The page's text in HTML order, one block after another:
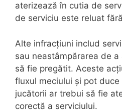
aterizează în cutia de
de serviciu este reluat
Alte infracțiuni includ
sau neastâmpărarea de
să fie pregătit. Aceste
fluxul meciului și pot
jucătorii ar trebui să fie
corectă a serviciului.